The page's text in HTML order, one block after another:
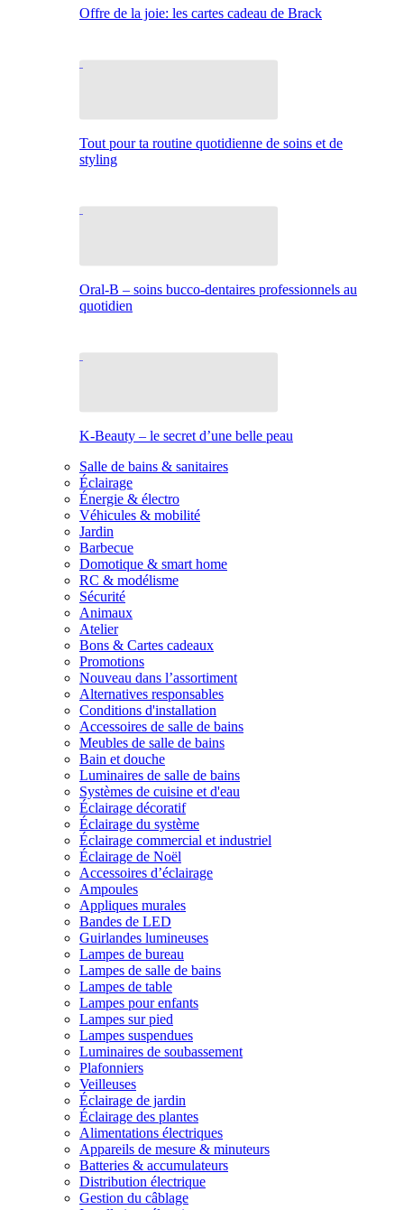
Offre de la joie: les cartes cadeau de Brack
Tout pour ta routine quotidienne de soins et de
styling
Oral-B – soins bucco-dentaires professionnels au
quotidien
K-Beauty – le secret d’une belle peau
Salle de bains & sanitaires
Éclairage
Énergie & électro
Véhicules & mobilité
Jardin
Barbecue
Domotique & smart home
RC & modélisme
Sécurité
Animaux
Atelier
Bons & Cartes cadeaux
Promotions
Nouveau dans l’assortiment
Alternatives responsables
Conditions d'installation
Accessoires de salle de bains
Meubles de salle de bains
Bain et douche
Luminaires de salle de bains
Systèmes de cuisine et d'eau
Éclairage décoratif
Éclairage du système
Éclairage commercial et industriel
Éclairage de Noël
Accessoires d’éclairage
Ampoules
Appliques murales
Bandes de LED
Guirlandes lumineuses
Lampes de bureau
Lampes de salle de bains
Lampes de table
Lampes pour enfants
Lampes sur pied
Lampes suspendues
Luminaires de soubassement
Plafonniers
Veilleuses
Éclairage de jardin
Éclairage des plantes
Alimentations électriques
Appareils de mesure & minuteurs
Batteries & accumulateurs
Distribution électrique
Gestion du câblage